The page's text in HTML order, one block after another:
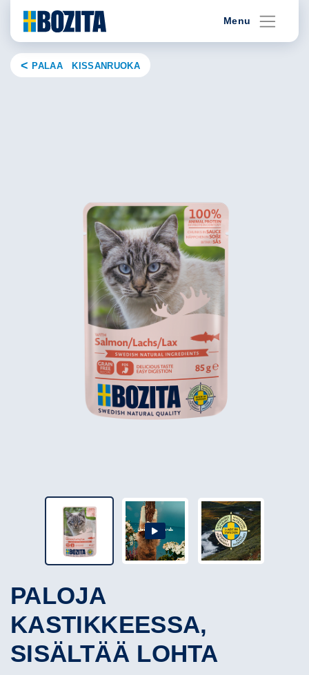
content
Menu
PALAA KISSANRUOKA
PALOJA
KASTIKKEESSA,
SISÄLTÄÄ LOHTA